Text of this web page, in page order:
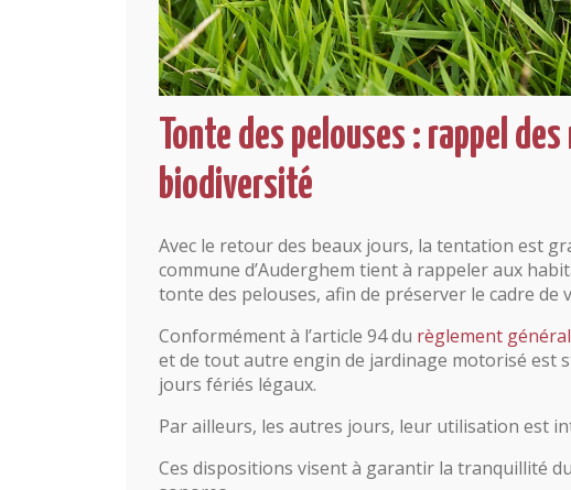
Tonte des pelouses : rappel
biodiversité
Avec le retour des beaux jours, la tentation est
commune d’Auderghem tient à rappeler aux
tonte des pelouses, afin de préserver le cadre de
Conformément à l’article 94 du règlement
et de tout autre engin de jardinage motorisé est
jours fériés légaux.
Par ailleurs, les autres jours, leur utilisation est
Ces dispositions visent à garantir la tranquillité